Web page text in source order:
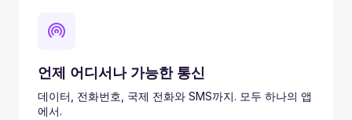
언제 어디서나 가능한 통신
데이터, 전화번호, 국제 전화와 SMS까지. 모두 하나의 앱
에서.